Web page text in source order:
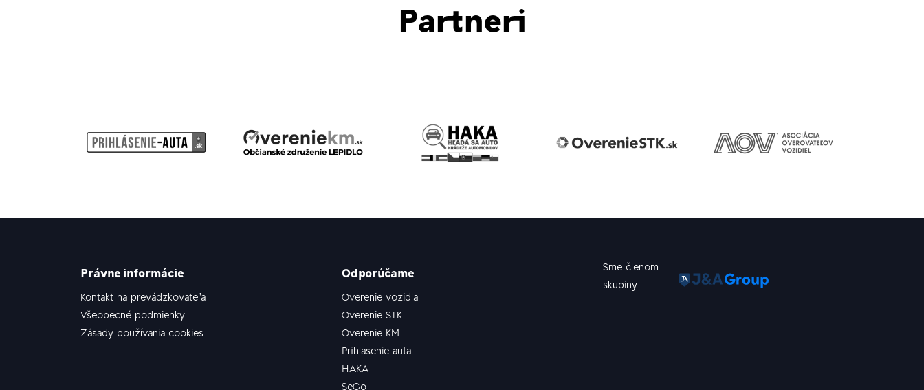
Partneri
Právne informácie
Kontakt na prevádzkovateľa
Všeobecné podmienky
Zásady používania cookies
Odporúčame
Overenie vozidla
Overenie STK
Overenie KM
Prihlasenie auta
HAKA
SeGo
Sme členom
skupiny